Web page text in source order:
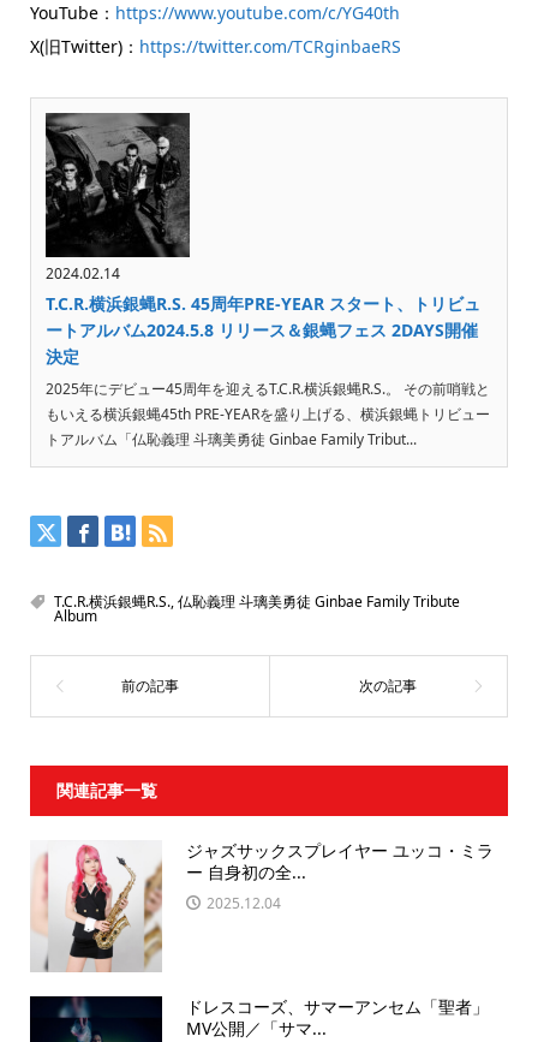
YouTube： https://www.youtube.com/c/YG40th
X(旧Twitter)： https://twitter.com/TCRginbaeRS
2024.02.14
T.C.R.横浜銀蝿R.S. 45周年PRE-YEAR スタート、トリビュ
ートアルバム2024.5.8 リリース＆銀蝿フェス 2DAYS開催
決定
2025年にデビュー45周年を迎えるT.C.R.横浜銀蝿R.S.。 その前哨戦と
もいえる横浜銀蝿45th PRE-YEARを盛り上げる、横浜銀蝿トリビュー
トアルバム「仏恥義理 斗璃美勇徒 Ginbae Family Tribut...
T.C.R.横浜銀蝿R.S.,仏恥義理 斗璃美勇徒 Ginbae Family Tribute
Album
関連記事一覧
ジャズサックスプレイヤー ユッコ・ミラ
ー 自身初の全...
2025.12.04
ドレスコーズ、サマーアンセム「聖者」
MV公開／「サマ...